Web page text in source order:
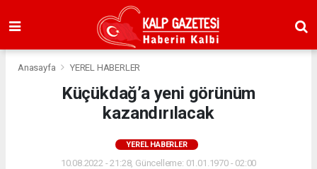
Anasayfa YEREL HABERLER
Küçükdağ’a yeni görünüm
kazandırılacak
YEREL HABERLER
10.08.2022 - 21:28, Güncelleme: 01.01.1970 - 02:00